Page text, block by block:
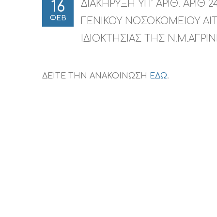
16
ΦΕΒ
ΔΙΑΚΗΡΥΞΗ ΥΠ’ ΑΡΙΘ. ΑΡΙΘ
ΓΕΝΙΚΟΥ ΝΟΣΟΚΟΜΕΙΟΥ
ΙΔΙΟΚΤΗΣΙΑΣ ΤΗΣ
ΔΕΙΤΕ ΤΗΝ ΑΝΑΚΟΙΝΩΣΗ ΕΔΩ.